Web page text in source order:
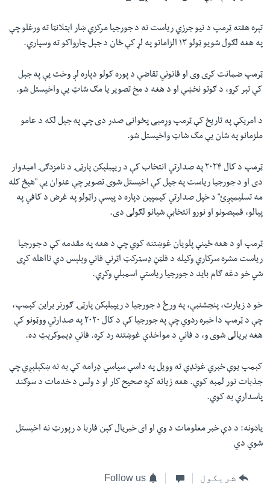
تېره هفته ټرمپ د نیو جرزي ریاست نه د جورجیا مرکزي ښار اېټلانټا ته ورغلو چې
په هغه لګول شویو ټولو ۱۳ الزاماتو په لړ کې ځان د جېل چارواکو ته وسپاري.
ټرمپ ضمانت کړی وی او قانوني تقاضې د پوره کولو دپاره لږ وخت يې په جېل
کې تېر کړو، د ګوتو نخښې او د هغه د مخ تصویر یا مګ شاټ یې واخیستل شو.
د امریکې په تاریخ کې ټرمپ وړمبی پخوانی صدر دی چې په جېل لکه د عامو
ملزمانو په شان یې مګ شاټ واخیستل شو.
ټرمپ د کال ۲۰۲۴ په صدارتي انتخاب کې د ریپبلېکن پارټۍ د نامزدګۍ امیدوار
دی او د جورجیا ریاست په جېل کې اخیستل شوی تصویر چې عنوان یې "هېڅ کله
مه تسلیمېږئ" د خپل صدارتي کېمپېن دپاره د پېسې راټولو په غرض د کافي په
پیالو، قمېصونو او نورو انتخابې شیانو لګولی دی.
ټرمپ او د هغه ځینې پلویان غوښتنه کوي چې د هغه په مقدمه کې د جورجیا
ریاست مشره سرکاري وکیله د فلټڼ ډسټرکټ اټرني فاني وېلېس دې نااهله کړی
شي خو دغه ګام باید د جورجیا ریاستي اسمبلي وکړي.
خو د زیارت، پنجشنبې، په ورځ د جورجیا د ریپبلېکن پارټۍ ګورنر براین کېمپ،
چې د ټرمپ دا خبره ردوي چې په جورجیا کې د کال ۲۰۲۰ په صدارتي ووټونو کې
هغه بریالی شوی و، د فاني د مواخذې غوښتنه رد کړه. فاني ډېموکرېټ ده.
کېمپ یوې خبري غونډې ته وویل په داسې سیاسي ډرامه کې به نه ښکېلېږي چې
جذبات نور لمبه کوي. هغه زیاته کړه صحیح کار او د ولس د خدمات د سوګند
پاسداري به کوي.
یادونه: د دې خبر معلومات د وي او ای خبریال کېن فاربا د رپورټ نه اخیستل
شوي دي
شریکول Follow us